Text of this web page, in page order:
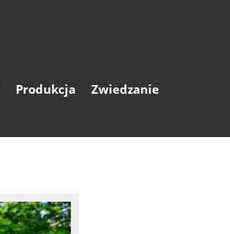
Produkcja
Zwiedzanie